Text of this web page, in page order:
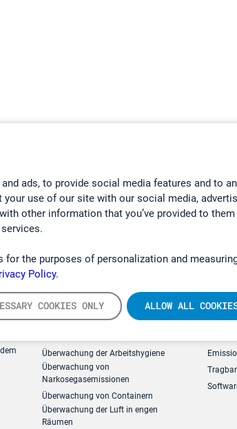
ads, to provide social media features and to
use of our site with our social media,
other information that you’ve provided to
the purposes of personalization and
Policy.
COOKIES ONLY ALLOW ALL
Überwachung der Arbeitshygiene
Überwachung von
Narkosegasemissionen
Überwachung von Containern
Überwachung der Luft in engen
Räumen